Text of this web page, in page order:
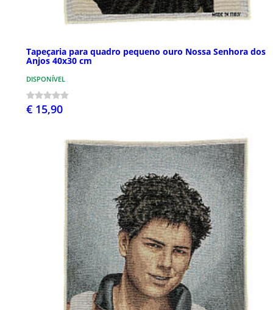
Tapeçaria para quadro pequeno ouro Nossa Senhora dos
Anjos 40x30 cm
DISPONÍVEL
€ 15,90